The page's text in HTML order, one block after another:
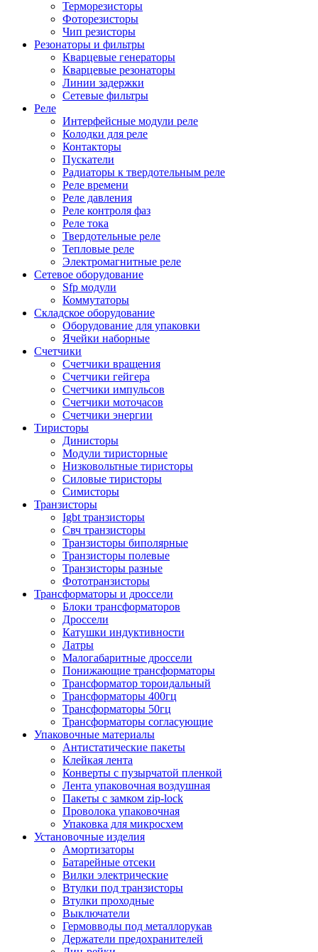
Терморезисторы
Фоторезисторы
Чип резисторы
Резонаторы и фильтры
Кварцевые генераторы
Кварцевые резонаторы
Линии задержки
Сетевые фильтры
Реле
Интерфейсные модули реле
Колодки для реле
Контакторы
Пускатели
Радиаторы к твердотельным реле
Реле времени
Реле давления
Реле контроля фаз
Реле тока
Твердотельные реле
Тепловые реле
Электромагнитные реле
Сетевое оборудование
Sfp модули
Коммутаторы
Складское оборудование
Оборудование для упаковки
Ячейки наборные
Счетчики
Счетчики вращения
Счетчики гейгера
Счетчики импульсов
Счетчики моточасов
Счетчики энергии
Тиристоры
Динисторы
Модули тиристорные
Низковольтные тиристоры
Силовые тиристоры
Симисторы
Транзисторы
Igbt транзисторы
Свч транзисторы
Транзисторы биполярные
Транзисторы полевые
Транзисторы разные
Фототранзисторы
Трансформаторы и дроссели
Блоки трансформаторов
Дроссели
Катушки индуктивности
Латры
Малогабаритные дроссели
Понижающие трансформаторы
Трансформатор тороидальный
Трансформаторы 400гц
Трансформаторы 50гц
Трансформаторы согласующие
Упаковочные материалы
Антистатические пакеты
Клейкая лента
Конверты с пузырчатой пленкой
Лента упаковочная воздушная
Пакеты с замком zip-lock
Проволока упаковочная
Упаковка для микросхем
Установочные изделия
Амортизаторы
Батарейные отсеки
Вилки электрические
Втулки под транзисторы
Втулки проходные
Выключатели
Гермовводы под металлорукав
Держатели предохранителей